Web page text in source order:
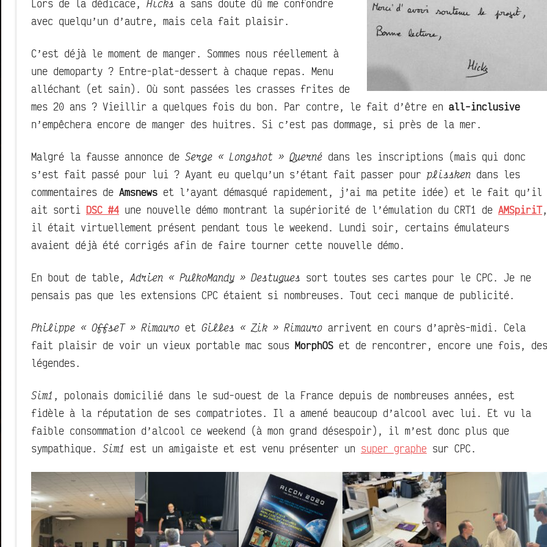
Lors de la dédicace, Hicks a sans doute dû me confondre
avec quelqu’un d’autre, mais cela fait plaisir.
C’est déjà le moment de manger. Sommes nous réellement à
une demoparty ? Entre-plat-dessert à chaque repas. Menu
alléchant (et sain). Où sont passées les crasses frites de
mes 20 ans ? Vieillir a quelques fois du bon. Par contre, le fait d’être en all-inclusive
n’empêchera encore de manger des huitres. Si c’est pas dommage, si près de la mer.
Malgré la fausse annonce de Serge « Longshot » Querné dans les inscriptions (mais qui donc
s’est fait passé pour lui ? Ayant eu quelqu’un s’étant fait passer pour plissken dans les
commentaires de Amsnews et l’ayant démasqué rapidement, j’ai ma petite idée) et le fait qu’il
ait sorti DSC #4 une nouvelle démo montrant la supériorité de l’émulation du CRT1 de AMSpiriT,
il était virtuellement présent pendant tous le weekend. Lundi soir, certains émulateurs
avaient déjà été corrigés afin de faire tourner cette nouvelle démo.
En bout de table, Adrien « PulkoMandy » Destugues sort toutes ses cartes pour le CPC. Je ne
pensais pas que les extensions CPC étaient si nombreuses. Tout ceci manque de publicité.
Philippe « OffseT » Rimauro et Gilles « Zik » Rimauro arrivent en cours d’après-midi. Cela
fait plaisir de voir un vieux portable mac sous MorphOS et de rencontrer, encore une fois, des
légendes.
Sim1 , polonais domicilié dans le sud-ouest de la France depuis de nombreuses années, est
fidèle à la réputation de ses compatriotes. Il a amené beaucoup d’alcool avec lui. Et vu la
faible consommation d’alcool ce weekend (à mon grand désespoir), il m’est donc plus que
sympathique. Sim1 est un amigaiste et est venu présenter un super graphe sur CPC.